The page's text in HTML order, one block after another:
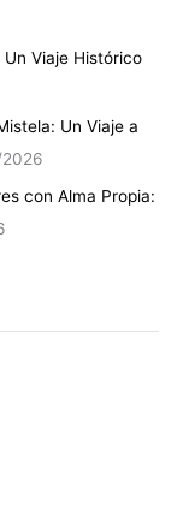
Viaje Histórico
Un Viaje a
con Alma Propia: